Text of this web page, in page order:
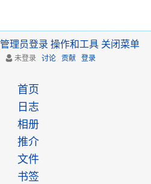
管理员登录 操作和工具 关闭菜单
未登录 讨论 贡献 登录
首页
日志
相册
推介
文件
书签